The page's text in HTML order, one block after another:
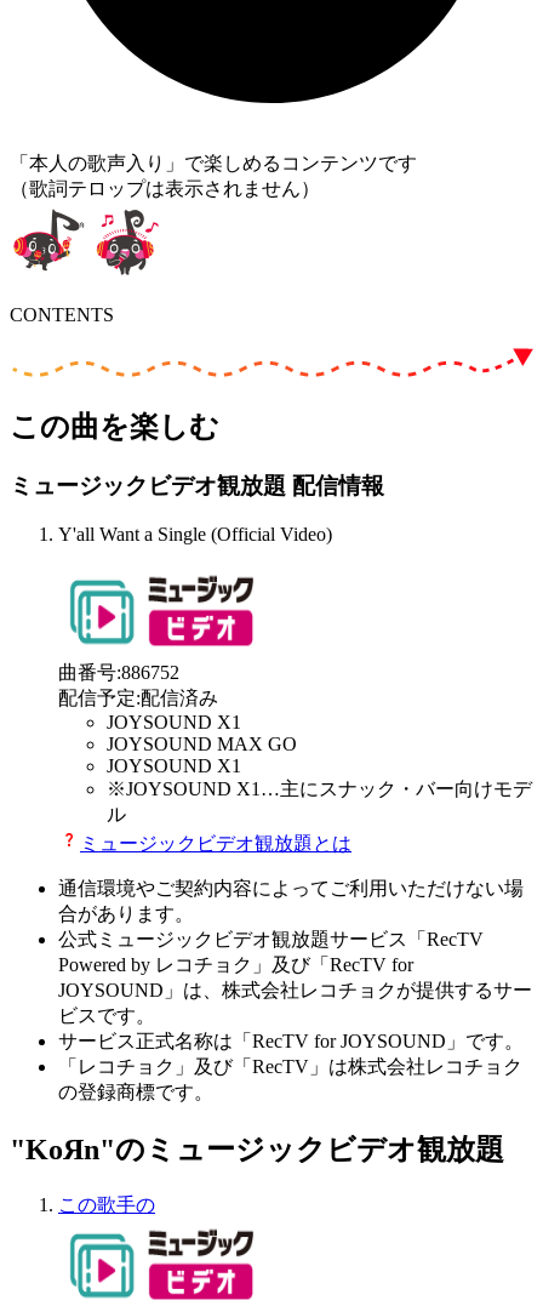
「本人の歌声入り」で楽しめるコンテンツです
（歌詞テロップは表示されません）
CONTENTS
この曲を楽しむ
ミュージックビデオ観放題 配信情報
Y'all Want a Single (Official Video)
曲番号:886752
配信予定:配信済み
JOYSOUND X1
JOYSOUND MAX GO
JOYSOUND X1
※JOYSOUND X1 …主にスナック・バー向けモデ
ル
ミュージックビデオ観放題とは
通信環境やご契約内容によってご利用いただけない場
合があります。
公式ミュージックビデオ観放題サービス「RecTV
Powered by レコチョク」及び「RecTV for
JOYSOUND」は、株式会社レコチョクが提供するサー
ビスです。
サービス正式名称は「RecTV for JOYSOUND」です。
「レコチョク」及び「RecTV」は株式会社レコチョク
の登録商標です。
"KoЯn"のミュージックビデオ観放題
この歌手の